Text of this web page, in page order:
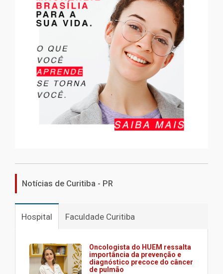
Notícias de Curitiba - PR
Hospital Faculdade Curitiba
Oncologista do HUEM ressalta
importância da prevenção e
diagnóstico precoce do câncer
de pulmão